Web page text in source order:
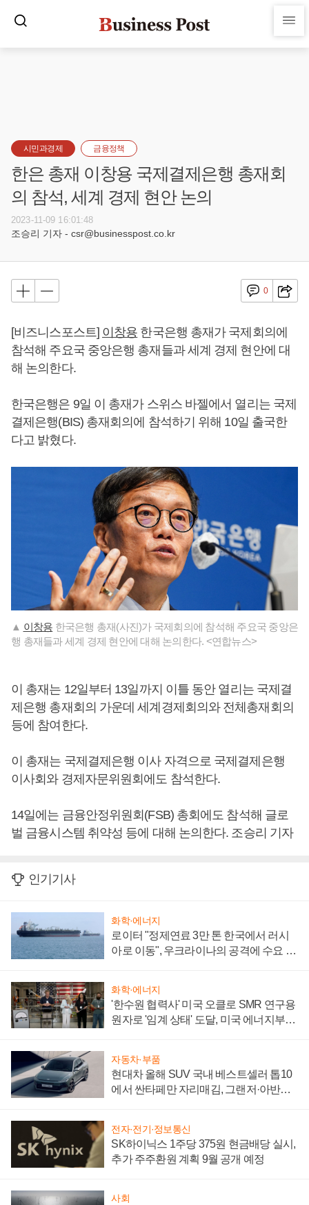
시민과경제 금융정책
한은 총재 이창용 국제결제은행 총재회
의 참석, 세계 경제 현안 논의
2023-11-09 16:01:48
조승리 기자 - csr@businesspost.co.kr
0
[비즈니스포스트] 이창용 한국은행 총재가 국제회의에
참석해 주요국 중앙은행 총재들과 세계 경제 현안에 대
해 논의한다.
한국은행은 9일 이 총재가 스위스 바젤에서 열리는 국제
결제은행(BIS) 총재회의에 참석하기 위해 10일 출국한
다고 밝혔다.
▲ 이창용 한국은행 총재(사진)가 국제회의에 참석해 주요국 중앙은
행 총재들과 세계 경제 현안에 대해 논의한다. <연합뉴스>
이 총재는 12일부터 13일까지 이틀 동안 열리는 국제결
제은행 총재회의 가운데 세계경제회의와 전체총재회의
등에 참여한다.
이 총재는 국제결제은행 이사 자격으로 국제결제은행
이사회와 경제자문위원회에도 참석한다.
14일에는 금융안정위원회(FSB) 총회에도 참석해 글로
벌 금융시스템 취약성 등에 대해 논의한다. 조승리 기자
인기기사
화학·에너지
로이터 "정제연료 3만 톤 한국에서 러시
아로 이동", 우크라이나의 공격에 수요 늘
화학·에너지
'한수원 협력사' 미국 오클로 SMR 연구용
원자로 '임계 상태' 도달, 미국 에너지부
자동차·부품
현대차 올해 SUV 국내 베스트셀러 톱10
에서 싼타페만 자리매김, 그랜저·아반떼
전자·전기·정보통신
SK하이닉스 1주당 375원 현금배당 실시,
추가 주주환원 계획 9월 공개 예정
사회